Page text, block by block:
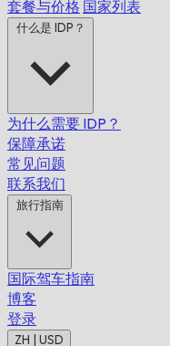
套餐与价格 国家列表
什么是 IDP？
为什么需要 IDP？
保障承诺
常见问题
联系我们
旅行指南
国际驾车指南
博客
登录
ZH | USD